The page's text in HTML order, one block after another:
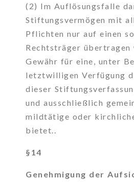
(2) Im Auflösungsfalle
Stiftungsvermögen mit
Pflichten nur auf einen
Rechtsträger übertragen
Gewähr für eine, unter
letztwilligen Verfügung
dieser
und ausschließlich
mildtätige oder
bietet..
§14
Genehmigung der